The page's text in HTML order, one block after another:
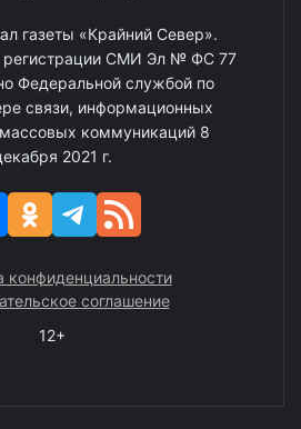
газеты «Крайний Север».
регистрации СМИ Эл № ФС 77
Федеральной службой по
связи, информационных
массовых коммуникаций 8
2021 г.
конфиденциальности
соглашение
12+